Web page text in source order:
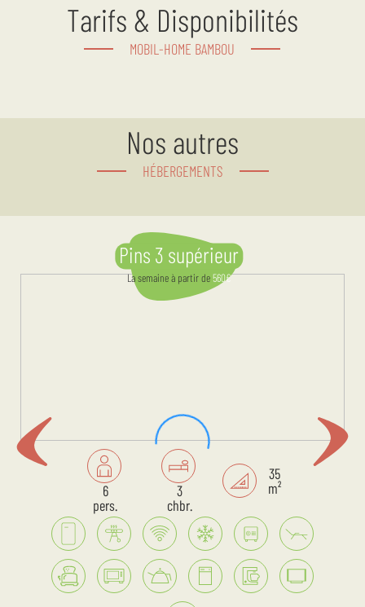
Tarifs & Disponibilités
MOBIL-HOME BAMBOU
Nos autres
HÉBERGEMENTS
Pins 3 supérieur
La semaineà partir de560€
6
pers.
3
chbr.
35
m²